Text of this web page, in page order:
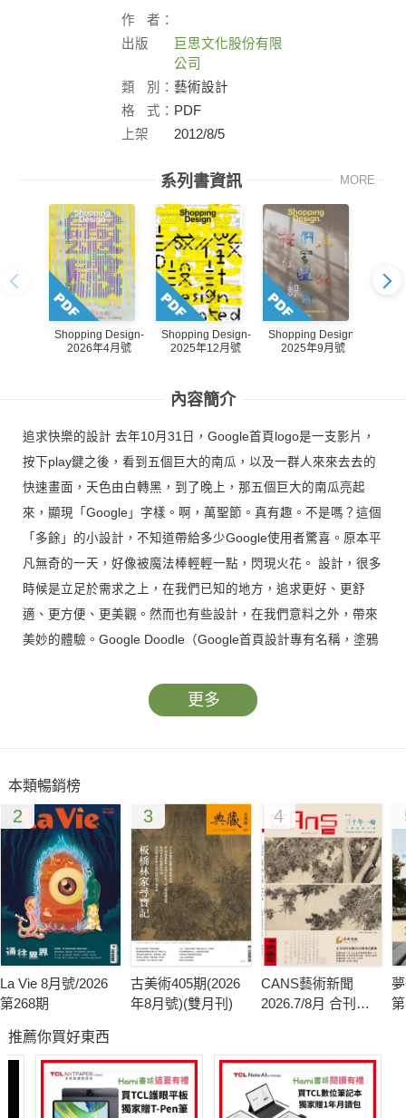
作
者：
出版
巨思文化股份有限
公司
類
別： 藝術設計
格
式： PDF
上架
2012/8/5
系列書資訊 MORE
Shopping Design-
2026年4月號
Shopping Design-
2025年12月號
Shopping Design-
2025年9月號
內容簡介
追求快樂的設計 去年10月31日，Google首頁logo是一支影片，
按下play鍵之後，看到五個巨大的南瓜，以及一群人來來去去的
快速畫面，天色由白轉黑，到了晚上，那五個巨大的南瓜亮起
來，顯現「Google」字樣。啊，萬聖節。真有趣。不是嗎？這個
「多餘」的小設計，不知道帶給多少Google使用者驚喜。原本平
凡無奇的一天，好像被魔法棒輕輕一點，閃現火花。 設計，很多
時候是立足於需求之上，在我們已知的地方，追求更好、更舒
適、更方便、更美觀。然而也有些設計，在我們意料之外，帶來
美妙的體驗。Google Doodle（Google首頁設計專有名稱，塗鴉
備工作，所有工作人員與五個巨型南瓜搏鬥的情形。你會訝異這
群人只是為了一天的Google Doodle，竟然如此大費周章、挖空
足輕重的設計，事實上在很多層面為Google加分。「看看今天的
Google又有什麼新花樣」，開始變成一種期待。「讓世界變得有
趣」，成為設計者與使用者雙贏的創意原點。本期我們和大家一
起跨入Doodle的世界，探訪那些有趣、好玩的設計誕生的源頭和
精彩案例，並且邀請幾位創意人?設計師，談談自己眼中的
Doodle。 此外，這一期還有幾個不同的閱讀樂趣。香港知名作
家馬家輝為新書宣傳來到台灣，SD幸運地有機會近身採訪。言談
神態都充滿魅力的馬家輝，對於我們提出的種種有關電影與城市
的話題，皆能侃侃而談。而照片中的他，分明是從男性時尚雜誌
子。他提到廣告導演馬汀曾經擁有一輛他心目中的夢幻車款，並
引述馬汀的話──「即使世界毀滅了，這輛車還會存在！」此番話
語激起了我們的好奇心。雖然後來無緣見到此部世界最強壯的
更多
本類暢銷榜
2
La Vie 8月號/2026
第268期
3
古美術405期(2026
年8月號)(雙月刊)
4
CANS藝術新聞
2026.7/8月 合刊號
推薦你買好東西